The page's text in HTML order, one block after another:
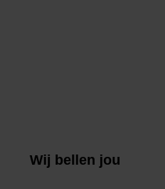
Wij bellen jou